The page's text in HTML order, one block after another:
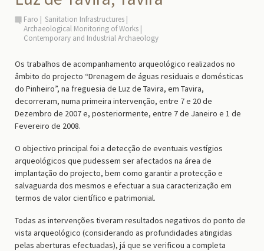
Faro
Sanitation Infrastructures
Archaeological Monitoring of Works
Contemporary and Industrial Archaeology
Os trabalhos de acompanhamento arqueológico realizados no
âmbito do projecto “Drenagem de águas residuais e domésticas
do Pinheiro”, na freguesia de Luz de Tavira, em Tavira,
decorreram, numa primeira intervenção, entre 7 e 20 de
Dezembro de 2007 e, posteriormente, entre 7 de Janeiro e 1 de
Fevereiro de 2008.
O objectivo principal foi a detecção de eventuais vestígios
arqueológicos que pudessem ser afectados na área de
implantação do projecto, bem como garantir a protecção e
salvaguarda dos mesmos e efectuar a sua caracterização em
termos de valor científico e patrimonial.
Todas as intervenções tiveram resultados negativos do ponto de
vista arqueológico (considerando as profundidades atingidas
pelas aberturas efectuadas), já que se verificou a completa